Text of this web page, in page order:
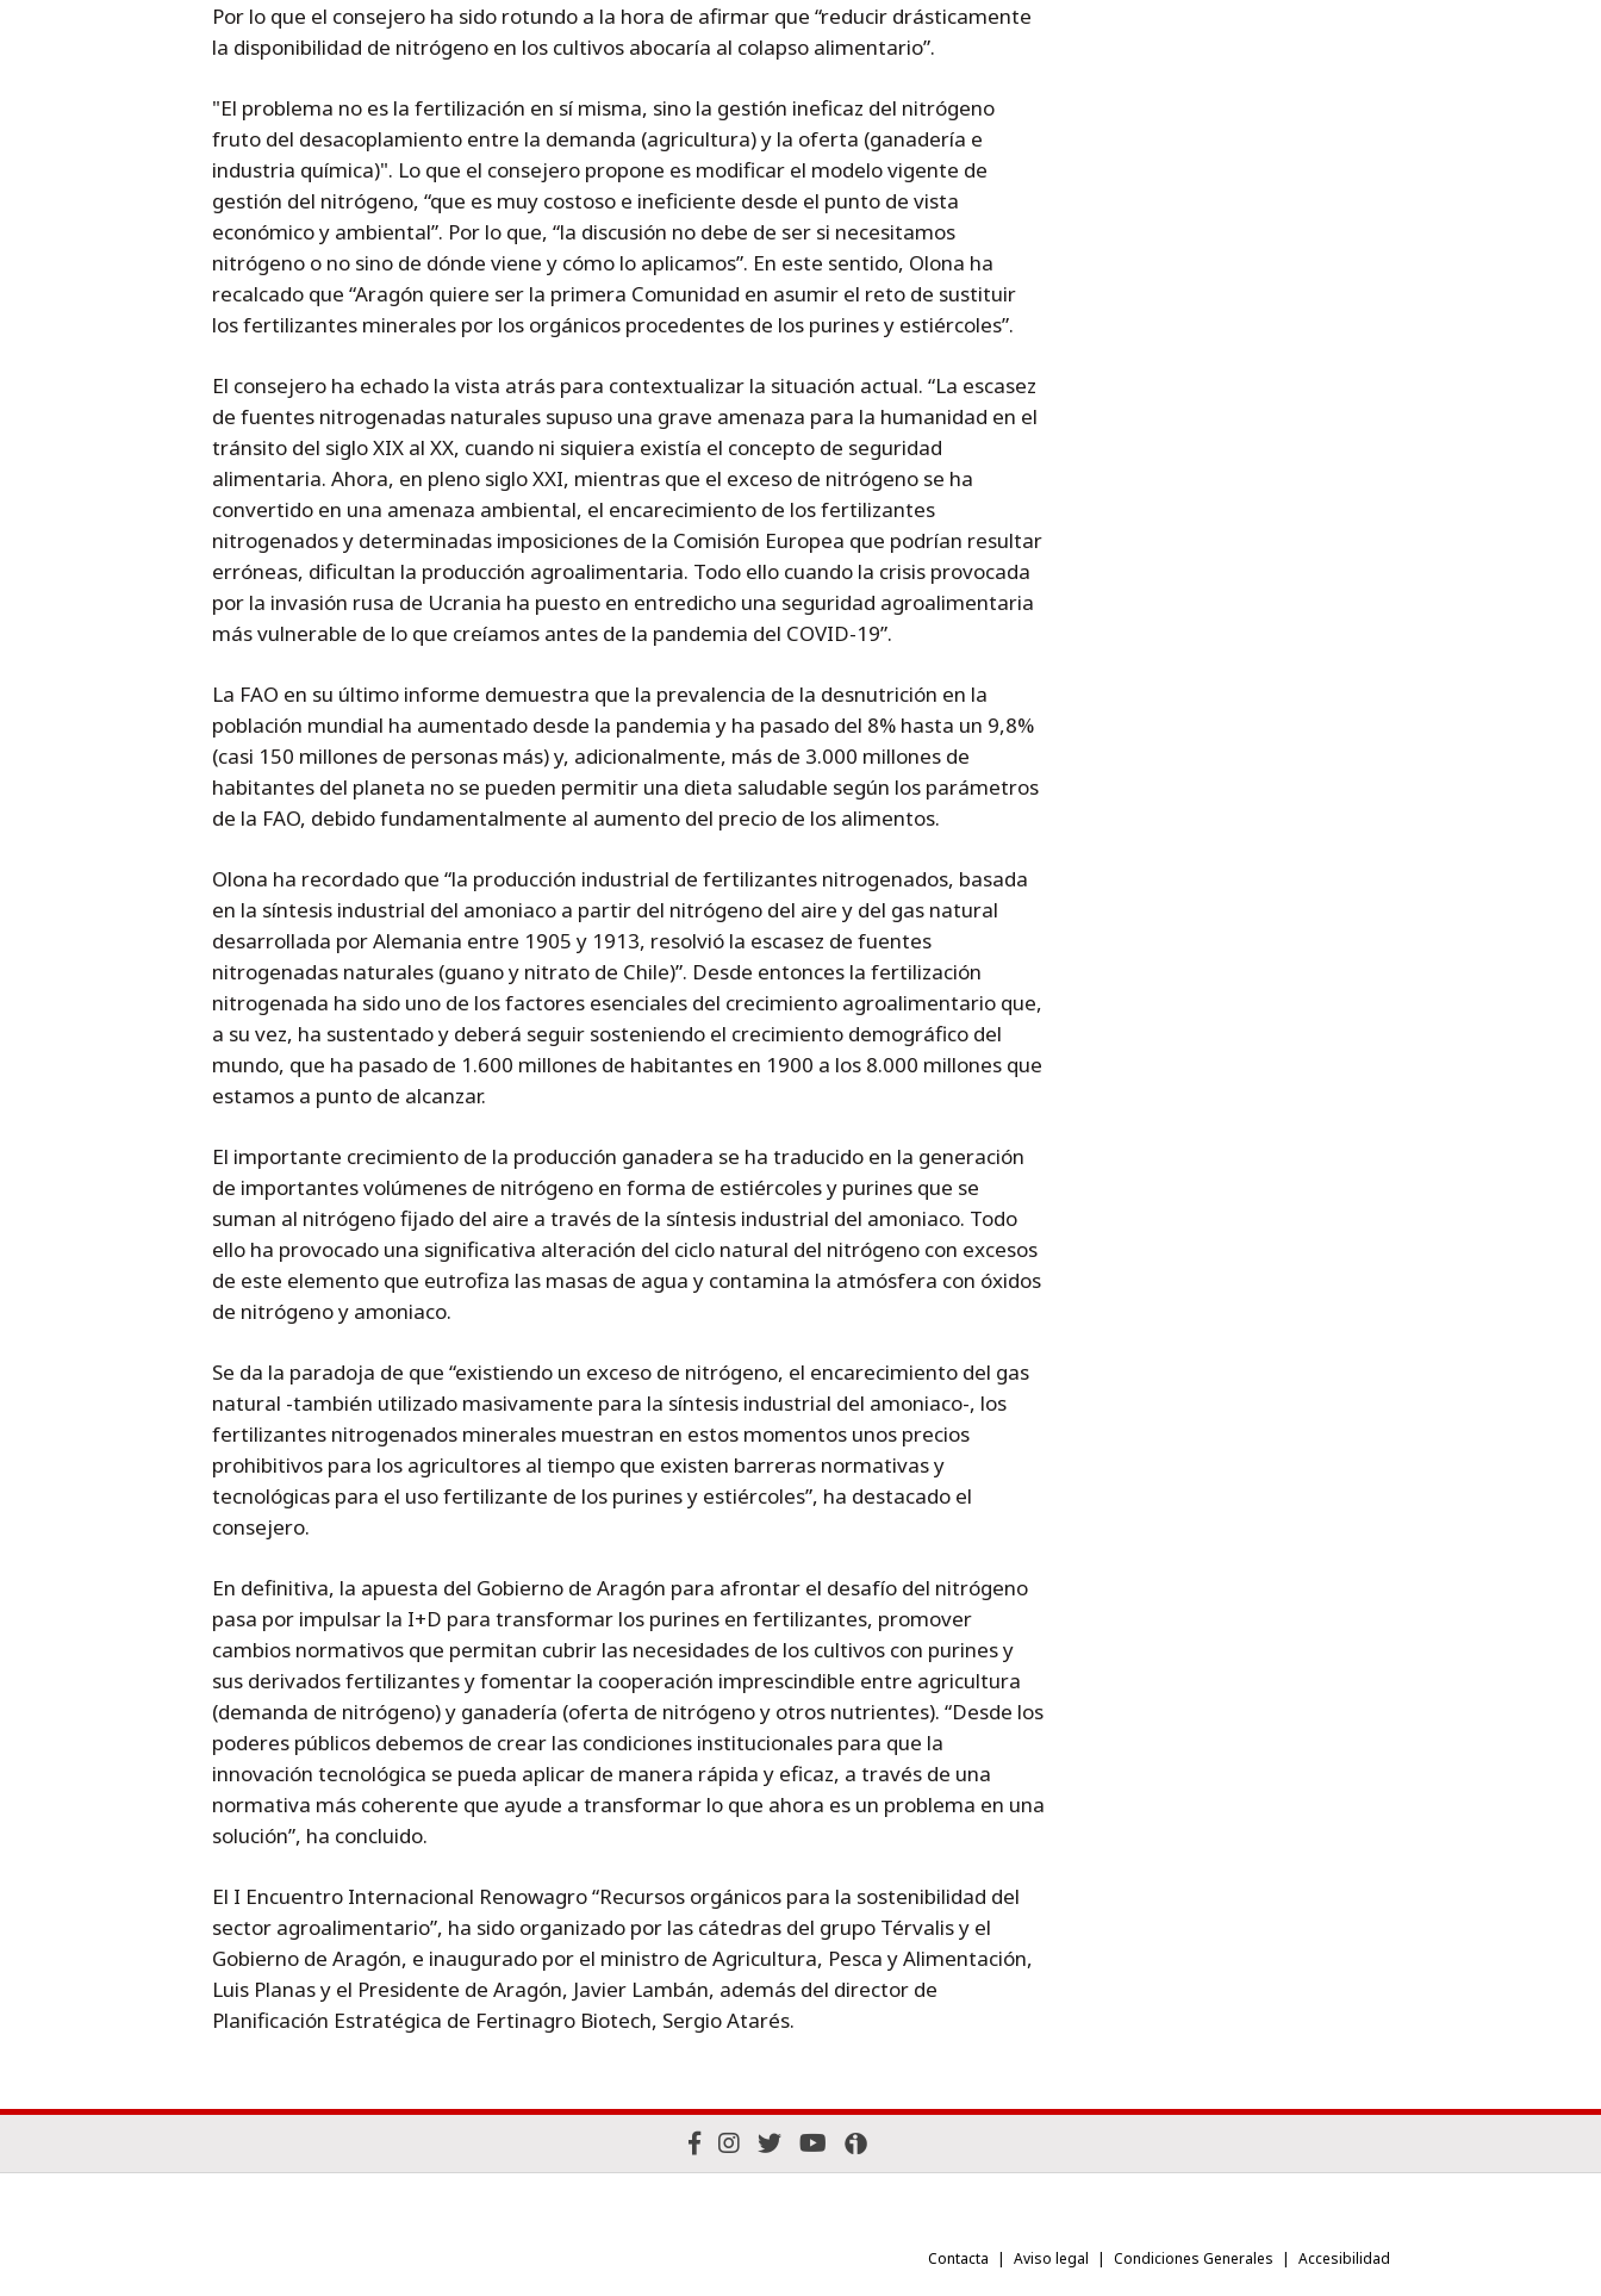
Por lo que el consejero ha sido rotundo a la hora de afirmar que “reducir drásticamente
la disponibilidad de nitrógeno en los cultivos abocaría al colapso alimentario”.
"El problema no es la fertilización en sí misma, sino la gestión ineficaz del nitrógeno
fruto del desacoplamiento entre la demanda (agricultura) y la oferta (ganadería e
industria química)". Lo que el consejero propone es modificar el modelo vigente de
gestión del nitrógeno, “que es muy costoso e ineficiente desde el punto de vista
económico y ambiental”. Por lo que, “la discusión no debe de ser si necesitamos
nitrógeno o no sino de dónde viene y cómo lo aplicamos”. En este sentido, Olona ha
recalcado que “Aragón quiere ser la primera Comunidad en asumir el reto de sustituir
los fertilizantes minerales por los orgánicos procedentes de los purines y estiércoles”.
El consejero ha echado la vista atrás para contextualizar la situación actual. “La escasez
de fuentes nitrogenadas naturales supuso una grave amenaza para la humanidad en el
tránsito del siglo XIX al XX, cuando ni siquiera existía el concepto de seguridad
alimentaria. Ahora, en pleno siglo XXI, mientras que el exceso de nitrógeno se ha
convertido en una amenaza ambiental, el encarecimiento de los fertilizantes
nitrogenados y determinadas imposiciones de la Comisión Europea que podrían resultar
erróneas, dificultan la producción agroalimentaria. Todo ello cuando la crisis provocada
por la invasión rusa de Ucrania ha puesto en entredicho una seguridad agroalimentaria
más vulnerable de lo que creíamos antes de la pandemia del COVID-19”.
La FAO en su último informe demuestra que la prevalencia de la desnutrición en la
población mundial ha aumentado desde la pandemia y ha pasado del 8% hasta un 9,8%
(casi 150 millones de personas más) y, adicionalmente, más de 3.000 millones de
habitantes del planeta no se pueden permitir una dieta saludable según los parámetros
de la FAO, debido fundamentalmente al aumento del precio de los alimentos.
Olona ha recordado que “la producción industrial de fertilizantes nitrogenados, basada
en la síntesis industrial del amoniaco a partir del nitrógeno del aire y del gas natural
desarrollada por Alemania entre 1905 y 1913, resolvió la escasez de fuentes
nitrogenadas naturales (guano y nitrato de Chile)”. Desde entonces la fertilización
nitrogenada ha sido uno de los factores esenciales del crecimiento agroalimentario que,
a su vez, ha sustentado y deberá seguir sosteniendo el crecimiento demográfico del
mundo, que ha pasado de 1.600 millones de habitantes en 1900 a los 8.000 millones que
estamos a punto de alcanzar.
El importante crecimiento de la producción ganadera se ha traducido en la generación
de importantes volúmenes de nitrógeno en forma de estiércoles y purines que se
suman al nitrógeno fijado del aire a través de la síntesis industrial del amoniaco. Todo
ello ha provocado una significativa alteración del ciclo natural del nitrógeno con excesos
de este elemento que eutrofiza las masas de agua y contamina la atmósfera con óxidos
de nitrógeno y amoniaco.
Se da la paradoja de que “existiendo un exceso de nitrógeno, el encarecimiento del gas
natural -también utilizado masivamente para la síntesis industrial del amoniaco-, los
fertilizantes nitrogenados minerales muestran en estos momentos unos precios
prohibitivos para los agricultores al tiempo que existen barreras normativas y
tecnológicas para el uso fertilizante de los purines y estiércoles”, ha destacado el
consejero.
En definitiva, la apuesta del Gobierno de Aragón para afrontar el desafío del nitrógeno
pasa por impulsar la I+D para transformar los purines en fertilizantes, promover
cambios normativos que permitan cubrir las necesidades de los cultivos con purines y
sus derivados fertilizantes y fomentar la cooperación imprescindible entre agricultura
(demanda de nitrógeno) y ganadería (oferta de nitrógeno y otros nutrientes). “Desde los
poderes públicos debemos de crear las condiciones institucionales para que la
innovación tecnológica se pueda aplicar de manera rápida y eficaz, a través de una
normativa más coherente que ayude a transformar lo que ahora es un problema en una
solución”, ha concluido.
El I Encuentro Internacional Renowagro “Recursos orgánicos para la sostenibilidad del
sector agroalimentario”, ha sido organizado por las cátedras del grupo Térvalis y el
Gobierno de Aragón, e inaugurado por el ministro de Agricultura, Pesca y Alimentación,
Luis Planas y el Presidente de Aragón, Javier Lambán, además del director de
Planificación Estratégica de Fertinagro Biotech, Sergio Atarés.
Contacta Aviso legal Condiciones Generales Accesibilidad